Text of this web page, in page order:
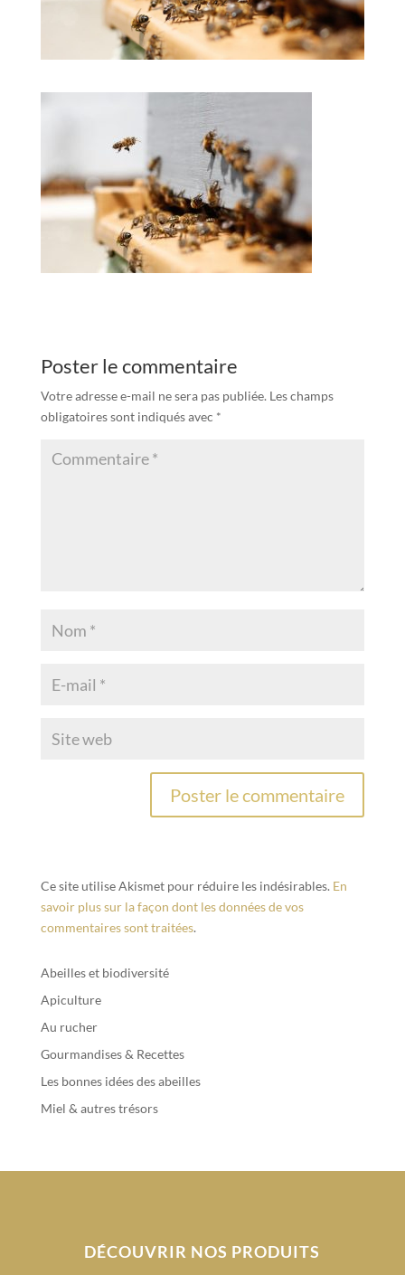
Poster le commentaire
Votre adresse e-mail ne sera pas publiée. Les champs
obligatoires sont indiqués avec *
Ce site utilise Akismet pour réduire les indésirables. En
savoir plus sur la façon dont les données de vos
commentaires sont traitées.
Abeilles et biodiversité
Apiculture
Au rucher
Gourmandises & Recettes
Les bonnes idées des abeilles
Miel & autres trésors
DÉCOUVRIR NOS PRODUITS